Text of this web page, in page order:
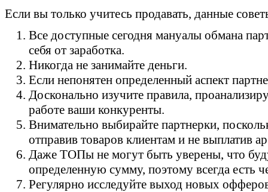
Если вы только учитесь продавать, данные
Все доступные сегодня мануалы обмана
себя от заработка.
Никогда не занимайте деньги.
Если непонятен определенный аспект
Досконально изучите правила,
работе ваши конкуренты.
Внимательно выбирайте партнерки,
отправив товаров клиентам и не выплатив
Даже ТОПы не могут быть уверены, что
определенную сумму, поэтому всегда есть
Регулярно исследуйте выход новых